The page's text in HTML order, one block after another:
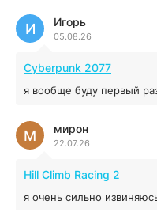
Red Chaos -
04.12.2025
16.95 ГБ
04.12.2025
Игорь
05.08.26
И
Cyberpunk 2077
я вообще буду первый
мирон
22.07.26
М
Hill Climb Racing 2
я очень сильно